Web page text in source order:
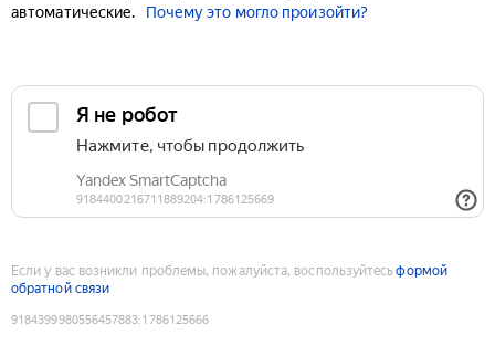
автоматические.
Почему это могло произойти?
Если у вас возникли проблемы, пожалуйста, воспользуйтесьформой
обратной связи
9184399980556457883:1786125666